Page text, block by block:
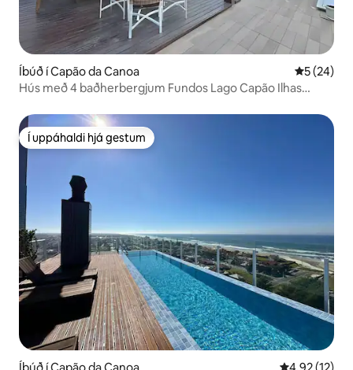
Íbúð í Capão da Canoa 5 af 5 í
5 (24)
Hús með 4 baðherbergjum Fundos Lago Capão Ilhas
Í uppáhaldi hjá gestum
Í uppáhaldi hjá gestum